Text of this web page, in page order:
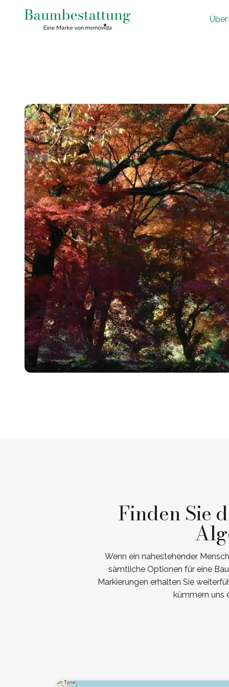
Über
Finden Sie
Wenn ein nahestehender
sämtliche Optionen für eine
Markierungen erhalten Sie
kümmern uns